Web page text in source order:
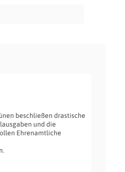
beschließen drastische
und die
Ehrenamtliche